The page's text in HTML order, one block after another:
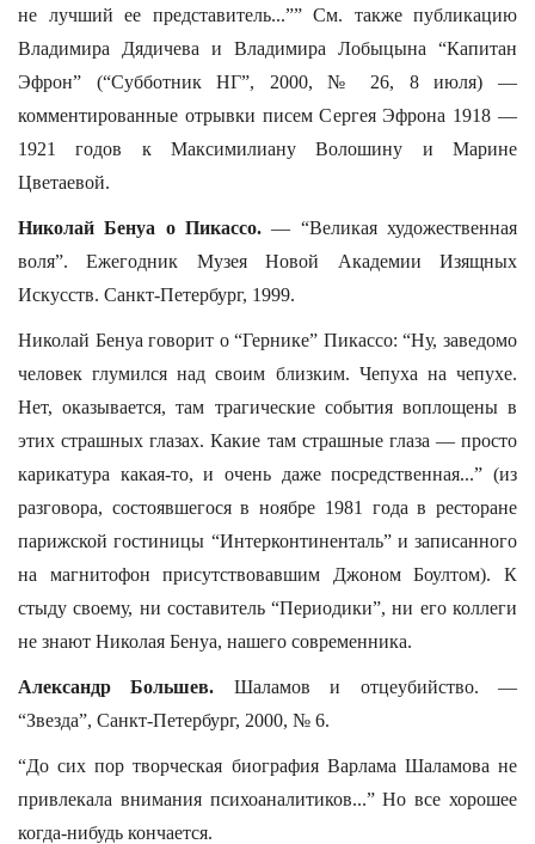
не лучший ее представитель...”” См. также публикацию
Владимира Дядичева и Владимира Лобыцына “Капитан
Эфрон” (“Субботник НГ”, 2000, № 26, 8 июля) —
комментированные отрывки писем Сергея Эфрона 1918 —
1921 годов к Максимилиану Волошину и Марине
Цветаевой.
Николай Бенуа о Пикассо. — “Великая художественная
воля”. Ежегодник Музея Новой Академии Изящных
Искусств. Санкт-Петербург, 1999.
Николай Бенуа говорит о “Гернике” Пикассо: “Ну, заведомо
человек глумился над своим близким. Чепуха на чепухе.
Нет, оказывается, там трагические события воплощены в
этих страшных глазах. Какие там страшные глаза — просто
карикатура какая-то, и очень даже посредственная...” (из
разговора, состоявшегося в ноябре 1981 года в ресторане
парижской гостиницы “Интерконтиненталь” и записанного
на магнитофон присутствовавшим Джоном Боултом). К
стыду своему, ни составитель “Периодики”, ни его коллеги
не знают Николая Бенуа, нашего современника.
Александр Большев. Шаламов и отцеубийство. —
“Звезда”, Санкт-Петербург, 2000, № 6.
“До сих пор творческая биография Варлама Шаламова не
привлекала внимания психоаналитиков...” Но все хорошее
когда-нибудь кончается.